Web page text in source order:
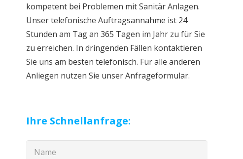
kompetent bei Problemen mit Sanitär Anlagen.
Unser telefonische Auftragsannahme ist 24
Stunden am Tag an 365 Tagen im Jahr zu für Sie
zu erreichen. In dringenden Fällen kontaktieren
Sie uns am besten telefonisch. Für alle anderen
Anliegen nutzen Sie unser Anfrageformular.
Ihre Schnellanfrage: